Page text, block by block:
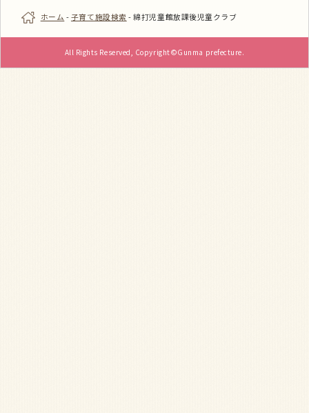
ホーム -子育て施設検索 -綿打児童館放課後児童クラブ
All Rights Reserved, Copyright©Gunma prefecture.